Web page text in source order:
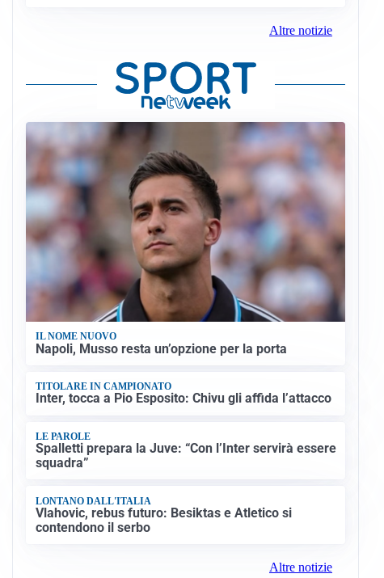
Altre notizie
IL NOME NUOVO
Napoli, Musso resta un’opzione per la porta
TITOLARE IN CAMPIONATO
Inter, tocca a Pio Esposito: Chivu gli affida l’attacco
LE PAROLE
Spalletti prepara la Juve: “Con l’Inter servirà essere
squadra”
LONTANO DALL'ITALIA
Vlahovic, rebus futuro: Besiktas e Atletico si
contendono il serbo
Altre notizie